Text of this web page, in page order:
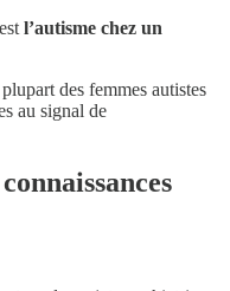
l’autisme chez un
des femmes autistes
au signal de